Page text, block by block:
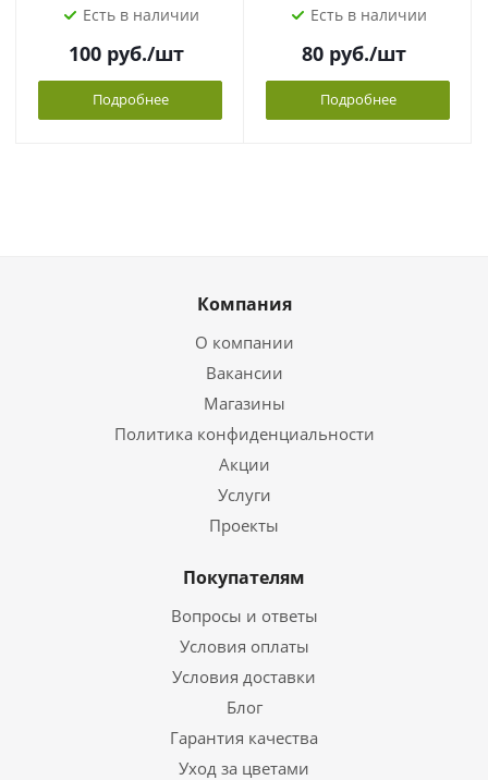
Есть в наличии
100 руб./шт
Подробнее
Есть в наличии
80 руб./шт
Подробнее
Компания
О компании
Вакансии
Магазины
Политика конфиденциальности
Акции
Услуги
Проекты
Покупателям
Вопросы и ответы
Условия оплаты
Условия доставки
Блог
Гарантия качества
Уход за цветами